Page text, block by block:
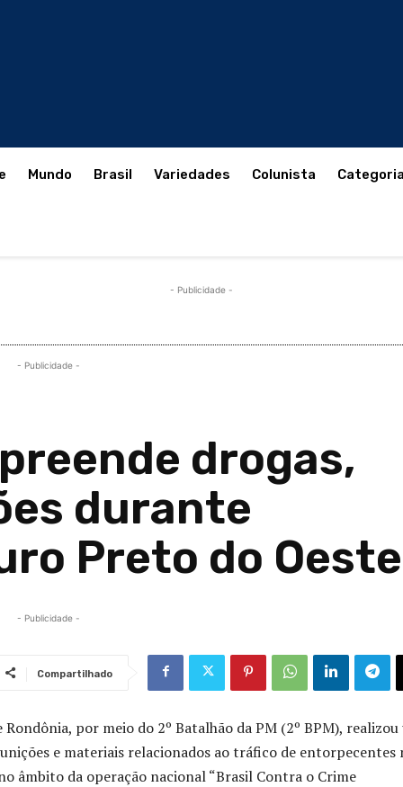
Mundo Brasil Variedades Colunista
- Publicidade -
- Publicidade -
drogas,
durante
Preto do Oeste
- Publicidade -
Compartilhado
por meio do 2º Batalhão da PM (2º BPM), realizou
e materiais relacionados ao tráfico de entorpecentes
âmbito da operação nacional “Brasil Contra o Crime